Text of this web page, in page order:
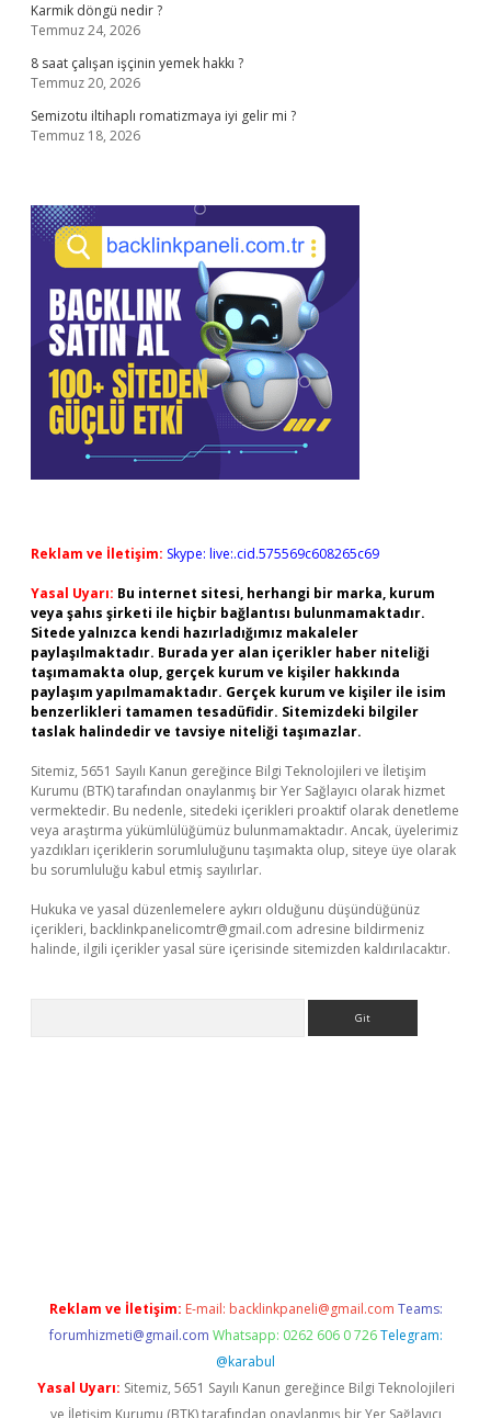
Karmik döngü nedir ?
Temmuz 24, 2026
8 saat çalışan işçinin yemek hakkı ?
Temmuz 20, 2026
Semizotu iltihaplı romatizmaya iyi gelir mi ?
Temmuz 18, 2026
Reklam ve İletişim: Skype: live:.cid.575569c608265c69
Yasal Uyarı: Bu internet sitesi, herhangi bir marka, kurum
veya şahıs şirketi ile hiçbir bağlantısı bulunmamaktadır.
Sitede yalnızca kendi hazırladığımız makaleler
paylaşılmaktadır. Burada yer alan içerikler haber niteliği
taşımamakta olup, gerçek kurum ve kişiler hakkında
paylaşım yapılmamaktadır. Gerçek kurum ve kişiler ile isim
benzerlikleri tamamen tesadüfidir. Sitemizdeki bilgiler
taslak halindedir ve tavsiye niteliği taşımazlar.
Sitemiz, 5651 Sayılı Kanun gereğince Bilgi Teknolojileri ve İletişim
Kurumu (BTK) tarafından onaylanmış bir Yer Sağlayıcı olarak hizmet
vermektedir. Bu nedenle, sitedeki içerikleri proaktif olarak denetleme
veya araştırma yükümlülüğümüz bulunmamaktadır. Ancak, üyelerimiz
yazdıkları içeriklerin sorumluluğunu taşımakta olup, siteye üye olarak
bu sorumluluğu kabul etmiş sayılırlar.
Hukuka ve yasal düzenlemelere aykırı olduğunu düşündüğünüz
içerikleri, backlinkpanelicomtr@gmail.com adresine bildirmeniz
halinde, ilgili içerikler yasal süre içerisinde sitemizden kaldırılacaktır.
Reklam ve İletişim: E-mail: backlinkpaneli@gmail.com Teams:
forumhizmeti@gmail.com Whatsapp: 0262 606 0 726 Telegram:
@karabul
Yasal Uyarı: Sitemiz, 5651 Sayılı Kanun gereğince Bilgi Teknolojileri
ve İletişim Kurumu (BTK) tarafından onaylanmış bir Yer Sağlayıcı